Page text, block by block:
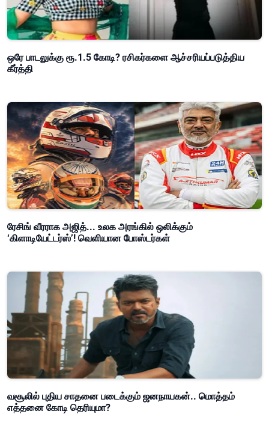
ஒரே பாடலுக்கு ரூ.1.5 கோடி? ரசிகர்களை ஆச்சரியப்படுத்திய
கீர்த்தி
ரேசிங் வீரராக அஜித்... உலக அரங்கில் ஒலிக்கும்
‘கிளாடியேட்டர்ஸ்’! வெளியான போஸ்டர்கள்
வசூலில் புதிய சாதனை படைக்கும் ஜனநாயகன்.. மொத்தம்
எத்தனை கோடி தெரியுமா?